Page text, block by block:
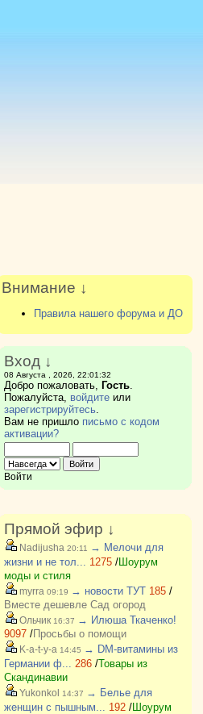
Внимание ↓
Правила нашего форума и ДО
Вход ↓
08 Августа , 2026, 22:01:32
Добро пожаловать, Гость.
Пожалуйста, войдитеили
зарегистрируйтесь.
Вам не пришло письмо с кодом
активации?
Войти
Прямой эфир ↓
Nadijusha 20:11
→ Мелочи для
жизни и не тол... 1275/Шоурум
моды и стиля
myrra 09:19 → новости ТУТ 185/
Вместе дешевле Сад огород
Ольчик16:37 → Илюша Ткаченко!
9097/Просьбы о помощи
K-a-t-y-a 14:45 → DM-витамины из
Германии ф... 286/Товары из
Скандинавии
Yukonkol 14:37 → Белье для
женщин с пышным... 192/Шоурум